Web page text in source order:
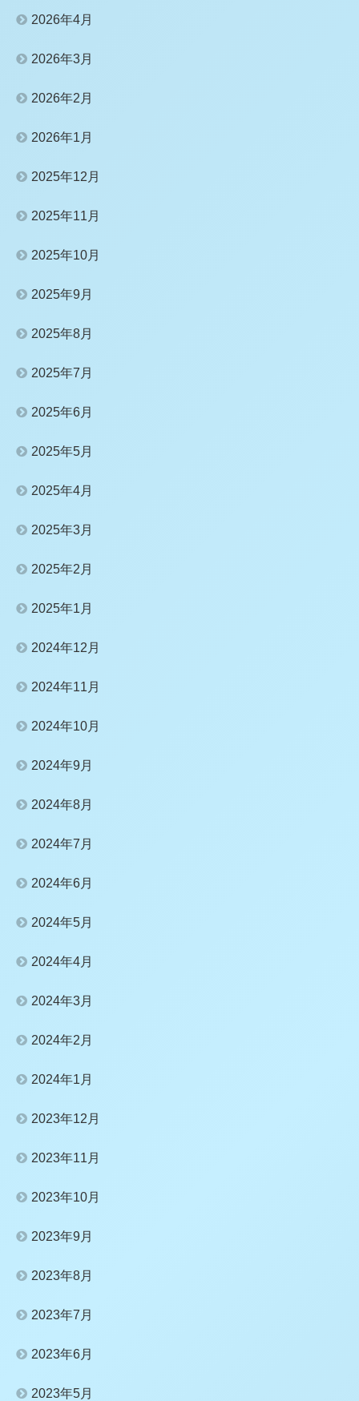
2026年4月
2026年3月
2026年2月
2026年1月
2025年12月
2025年11月
2025年10月
2025年9月
2025年8月
2025年7月
2025年6月
2025年5月
2025年4月
2025年3月
2025年2月
2025年1月
2024年12月
2024年11月
2024年10月
2024年9月
2024年8月
2024年7月
2024年6月
2024年5月
2024年4月
2024年3月
2024年2月
2024年1月
2023年12月
2023年11月
2023年10月
2023年9月
2023年8月
2023年7月
2023年6月
2023年5月